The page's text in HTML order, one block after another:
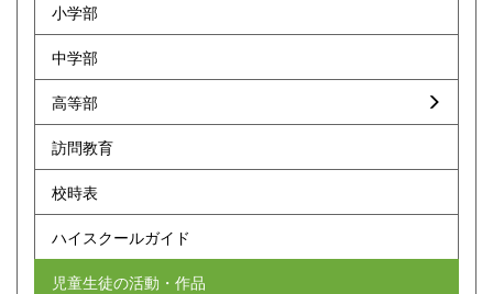
小学部
中学部
高等部
訪問教育
校時表
ハイスクールガイド
児童生徒の活動・作品